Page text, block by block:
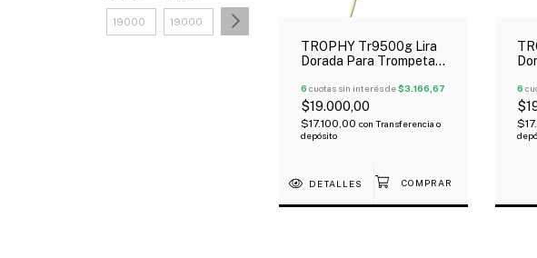
TROPHY Tr9500g Lira
Dorada Para Trompeta
6 cuotas sin interés de$3.166,67
$19.000,00
$17.100,00 con Transferencia o
depósito
DETALLES
6